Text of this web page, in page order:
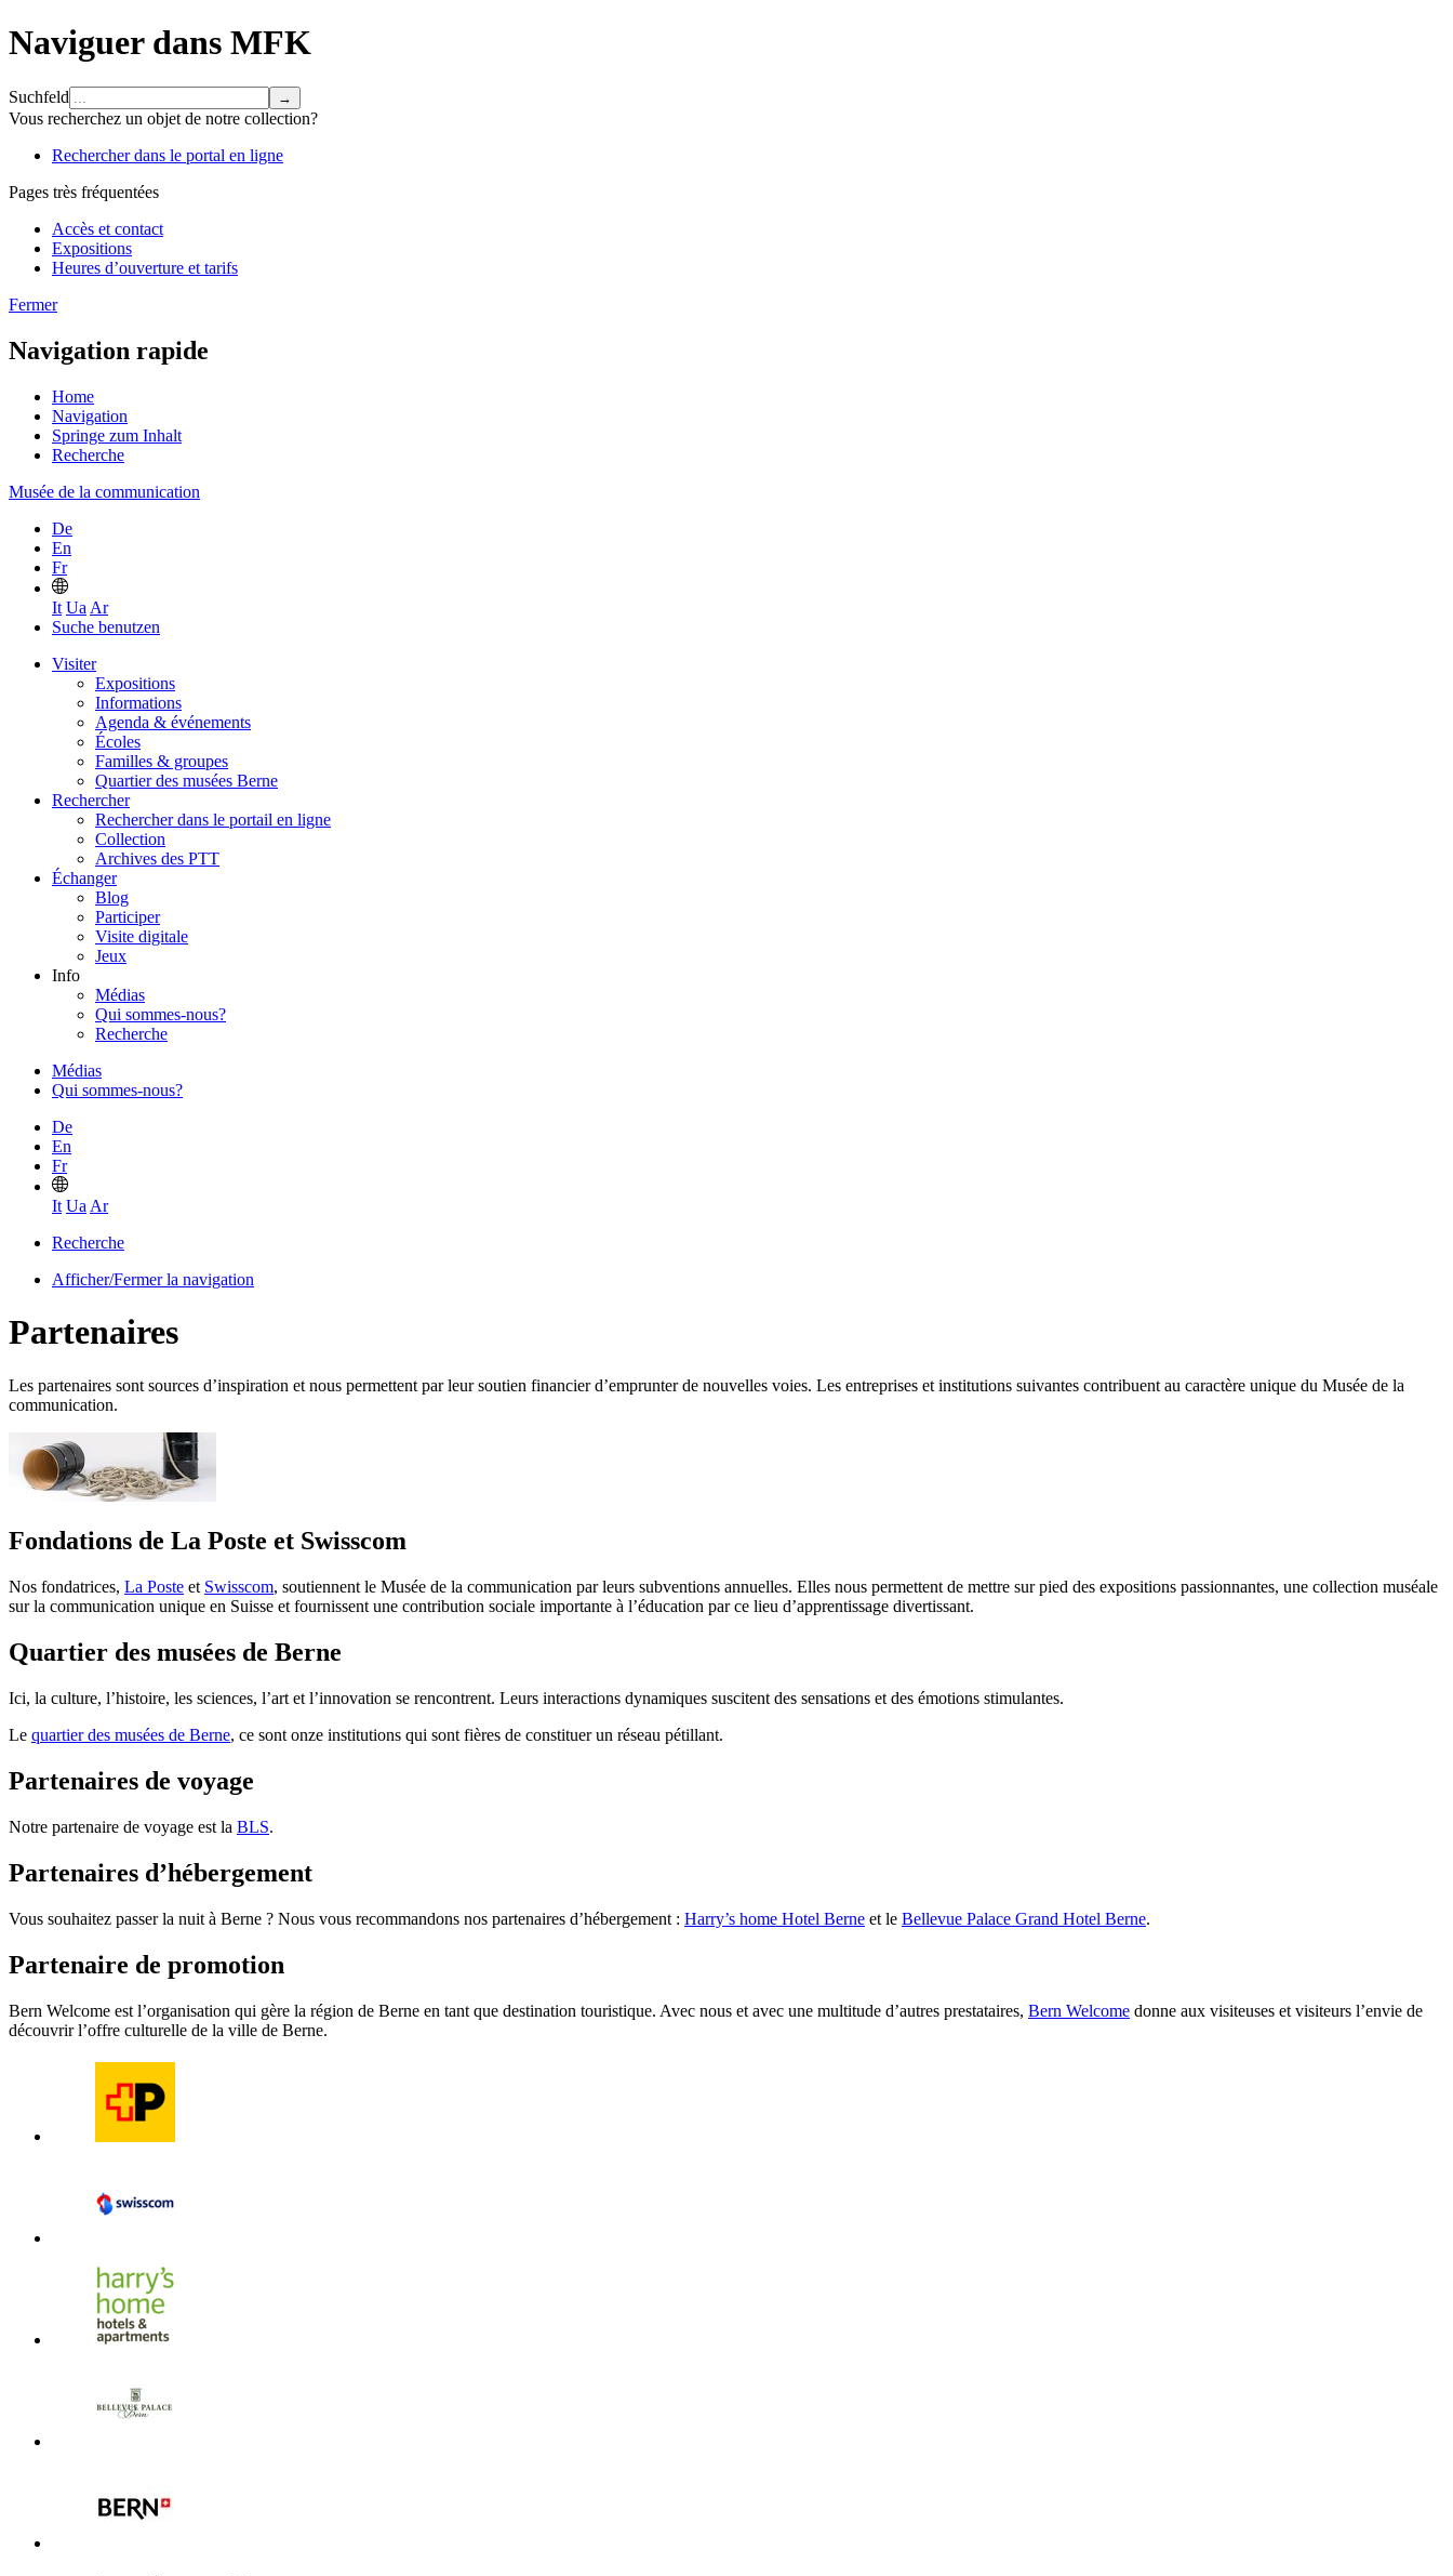
Naviguer dans MFK
Suchfeld
Vous recherchez un objet de notre collection?
Rechercher dans le portal en ligne
Pages très fréquentées
Accès et contact
Expositions
Heures d’ouverture et tarifs
Fermer
Navigation rapide
Home
Navigation
Springe zum Inhalt
Recherche
Musée de la communication
De
En
Fr
It Ua Ar
Suche benutzen
Visiter
Expositions
Informations
Agenda & événements
Écoles
Familles & groupes
Quartier des musées Berne
Rechercher
Rechercher dans le portail en ligne
Collection
Archives des PTT
Échanger
Blog
Participer
Visite digitale
Jeux
Info
Médias
Qui sommes-nous?
Recherche
Médias
Qui sommes-nous?
De
En
Fr
It Ua Ar
Recherche
Afficher/Fermer la navigation
Partenaires
Les partenaires sont sources d’inspiration et nous permettent par leur soutien financier d’emprunter de nouvelles voies. Les entreprises et institutions suivantes contribuent au caractère unique du Musée de la
communication.
Fondations de La Poste et Swisscom
Nos fondatrices, La Poste et Swisscom, soutiennent le Musée de la communication par leurs subventions annuelles. Elles nous permettent de mettre sur pied des expositions passionnantes, une collection muséale
sur la communication unique en Suisse et fournissent une contribution sociale importante à l’éducation par ce lieu d’apprentissage divertissant.
Quartier des musées de Berne
Ici, la culture, l’histoire, les sciences, l’art et l’innovation se rencontrent. Leurs interactions dynamiques suscitent des sensations et des émotions stimulantes.
Le quartier des musées de Berne, ce sont onze institutions qui sont fières de constituer un réseau pétillant.
Partenaires de voyage
Notre partenaire de voyage est la BLS.
Partenaires d’hébergement
Vous souhaitez passer la nuit à Berne ? Nous vous recommandons nos partenaires d’hébergement : Harry’s home Hotel Berne et le Bellevue Palace Grand Hotel Berne.
Partenaire de promotion
Bern Welcome est l’organisation qui gère la région de Berne en tant que destination touristique. Avec nous et avec une multitude d’autres prestataires, Bern Welcome donne aux visiteuses et visiteurs l’envie de
découvrir l’offre culturelle de la ville de Berne.